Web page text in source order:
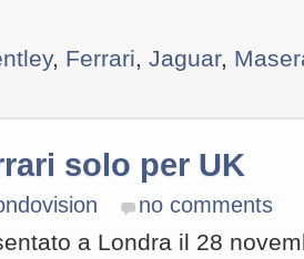
, Ferrari Jaguar,
solo per UK
no comments
a Londra il 28